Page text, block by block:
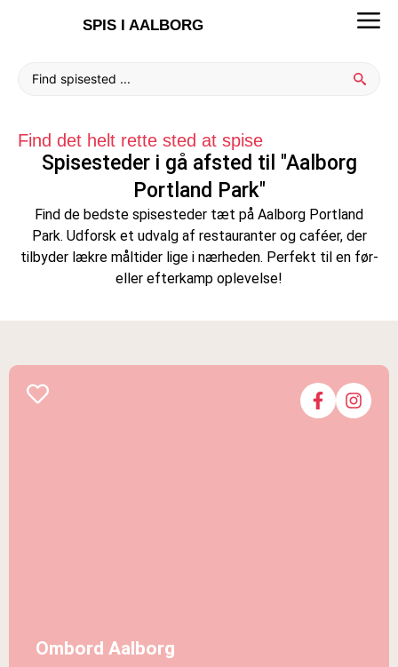
SPIS I AALBORG
Find det helt rette sted at spise
Spisesteder i gå afsted til "Aalborg
Portland Park"
Find de bedste spisesteder tæt på Aalborg Portland
Park. Udforsk et udvalg af restauranter og caféer, der
tilbyder lækre måltider lige i nærheden. Perfekt til en før-
eller efterkamp oplevelse!
Ombord Aalborg